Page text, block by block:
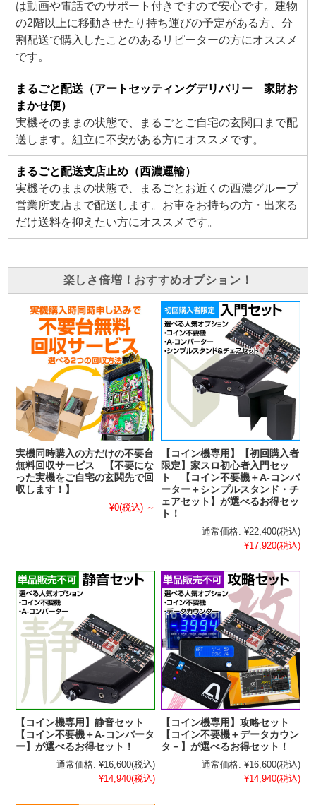
は動画や電話でのサポート付きですので安心です。建物
の2階以上に移動させたり持ち運びの予定がある方、分
割配送で購入したことのあるリピーターの方にオススメ
です。
まるごと配送（アートセッティングデリバリー 家財お
まかせ便）
実機そのままの状態で、まるごとご自宅の玄関口まで配
送します。組立に不安がある方にオススメです。
まるごと配送支店止め（西濃運輸）
実機そのままの状態で、まるごとお近くの西濃グループ
営業所支店まで配送します。お車をお持ちの方・出来る
だけ送料を抑えたい方にオススメです。
楽しさ倍増！おすすめオプション！
実機同時購入の方だけの不要台
無料回収サービス 【不要にな
った実機をご自宅の玄関先で回
収します！】
¥0(税込) ～
【コイン機専用】【初回購入者
限定】家スロ初心者入門セッ
ト 【コイン不要機＋A-コンバ
ーター＋シンプルスタンド・チ
ェアセット】が選べるお得セッ
ト！
通常価格: ¥22,400(税込)
¥17,920(税込)
【コイン機専用】静音セット
【コイン不要機＋A-コンバータ
ー】が選べるお得セット！
通常価格: ¥16,600(税込)
¥14,940(税込)
【コイン機専用】攻略セット
【コイン不要機＋データカウン
タ－】が選べるお得セット！
通常価格: ¥16,600(税込)
¥14,940(税込)